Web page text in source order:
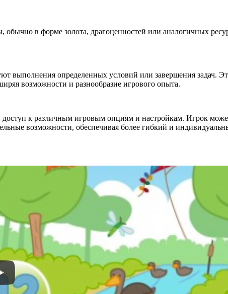
в форме золота, драгоценностей или аналогичных
выполнения определенных условий или завершения задач.
возможности и разнообразие игрового опыта.
к различным игровым опциям и настройкам. Игрок
возможности, обеспечивая более гибкий и